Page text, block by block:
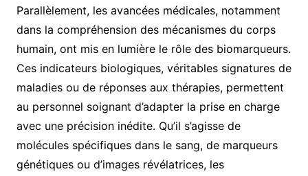
Parallèlement, les avancées médicales, notamment
dans la compréhension des mécanismes du corps
humain, ont mis en lumière le rôle des biomarqueurs.
Ces indicateurs biologiques, véritables signatures de
maladies ou de réponses aux thérapies, permettent
au personnel soignant d’adapter la prise en charge
avec une précision inédite. Qu’il s’agisse de
molécules spécifiques dans le sang, de marqueurs
génétiques ou d’images révélatrices, les